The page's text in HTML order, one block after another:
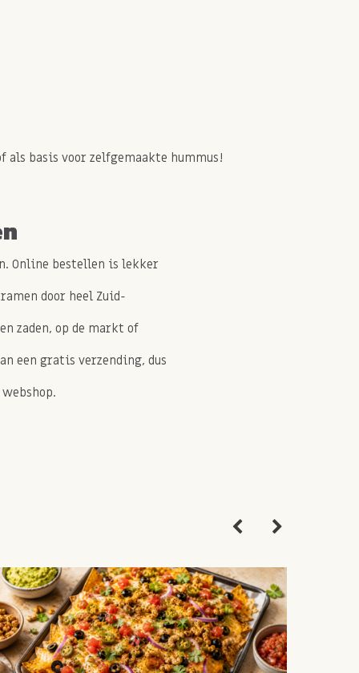
als basis voor zelfgemaakte hummus!
Online bestellen is lekker
door heel Zuid-
zaden, op de markt of
een gratis verzending, dus